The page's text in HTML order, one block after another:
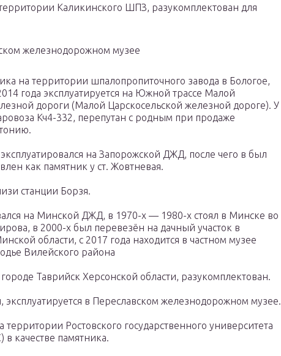
Каликинского ШПЗ, разукомплектован для
железнодорожном музее
на территории шпалопропиточного завода в Бологое,
года эксплуатируется на Южной трассе Малой
дороги (Малой Царскосельской железной дороге). У
Кч4-332, перепутан с родным при продаже
на Запорожской ДЖД, после чего в был
как памятник у ст. Жовтневая.
станции Борзя.
на Минской ДЖД, в 1970-х — 1980-х стоял в Минске во
в 2000-х был перевезён на дачный участок в
области, с 2017 года находится в частном музее
Вилейского района
Таврийск Херсонской области, разукомплектован.
эксплуатируется в Переславском железнодорожном музее.
Ростовского государственного университета
качестве памятника.